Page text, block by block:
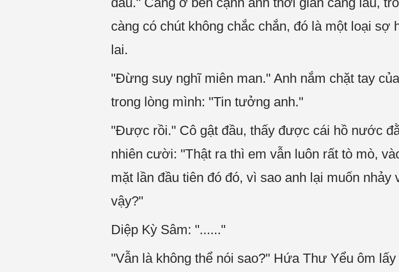
càng có chút không chắc chắn, đó là một loại sợ
lai.
"Đừng suy nghĩ miên man." Anh nắm chặt tay
trong lòng mình: "Tin tưởng anh."
"Được rồi." Cô gật đầu, thấy được cái hồ nước
nhiên cười: "Thật ra thì em vẫn luôn rất tò mò,
mặt lần đầu tiên đó đó, vì sao anh lại muốn
vậy?"
Diệp Kỳ Sâm: "......"
"Vẫn là không thể nói sao?" Hứa Thư Yểu ôm